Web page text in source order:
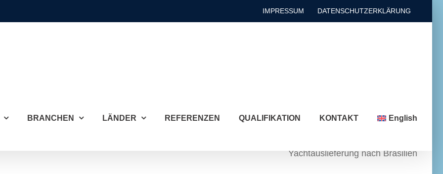
IMPRESSUM DATENSCHUTZERKLÄRUNG
BRANCHEN LÄNDER REFERENZEN QUALIFIKATION KONTAKT English
Yachtauslieferung nach Brasilien